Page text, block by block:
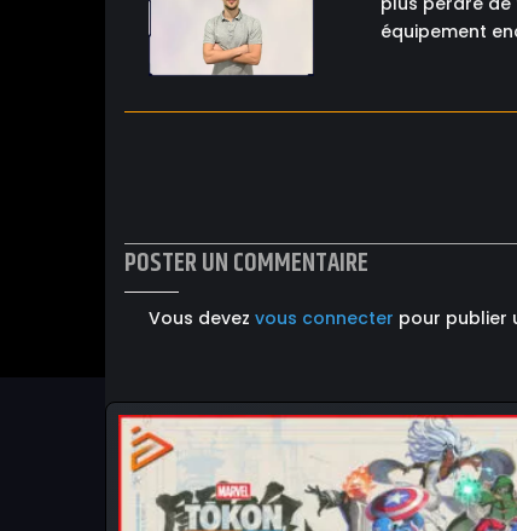
équipement
POSTER UN COMMENTAIRE
Vous devez vous connecter pour publier